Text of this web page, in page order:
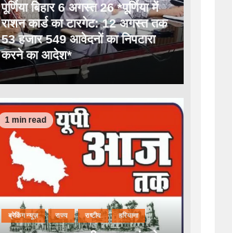
पूर्णिया बिहार 6 अगस्त 26 *पूर्णिया में
राशन कार्ड का टारगेट: 12 अगस्त तक
53 हजार 549 आवेदनों का निपटारा
करने का आदेश*
1 min read
ब्रेकिंग न्यूज़ राज्य राष्टीय हरियाणा